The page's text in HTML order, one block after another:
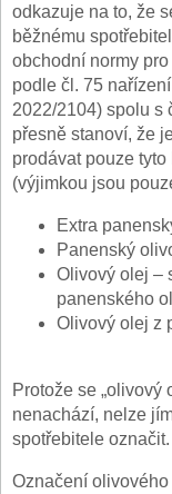
odkazuje na to, že
běžnému
obchodní normy
podle čl. 75
2022/2104) spolu s
přesně stanoví, že
prodávat pouze
(výjimkou jsou
Extra
Panenský
Olivový olej –
panenského
Olivový olej z
Protože se „olivový
nenachází, nelze
spotřebitele označit.
Označení